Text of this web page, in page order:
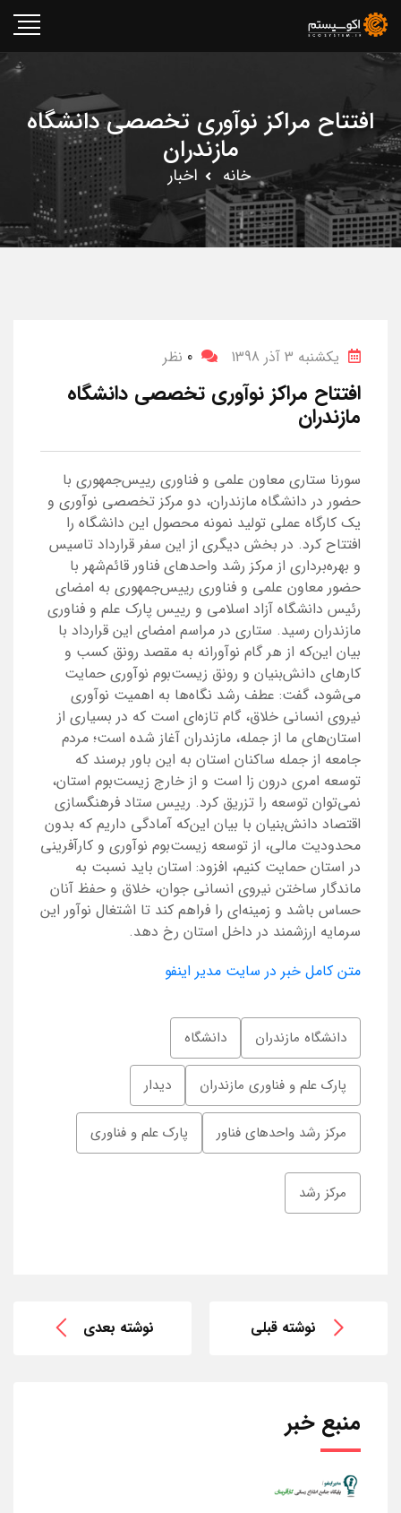
افتتاح مراکز نوآوری تخصصی دانشگاه
مازندران
خانه اخبار
یکشنبه 3 آذر 1398 0 نظر
افتتاح مراکز نوآوری تخصصی دانشگاه
مازندران
سورنا ستاری معاون علمی و فناوری رییس‌جمهوری با
حضور در دانشگاه مازندران، دو مرکز تخصصی نوآوری و
یک کارگاه عملی تولید نمونه محصول این دانشگاه را
افتتاح کرد. در بخش دیگری از این سفر قرارداد تاسیس
و بهره‌برداری از مرکز رشد واحدهای فناور قائم‌شهر با
حضور معاون علمی و فناوری رییس‌جمهوری به امضای
رئیس دانشگاه آزاد اسلامی و رییس پارک علم و فناوری
مازندران رسید. ستاری در مراسم امضای این قرارداد با
بیان این‌که از هر گام نوآورانه به مقصد رونق کسب و
کارهای دانش‌بنیان و رونق زیست‌بوم نوآوری حمایت
می‌شود، گفت: عطف رشد نگاه‌ها به اهمیت نوآوری
نیروی انسانی خلاق، گام تازه‌ای است که در بسیاری از
استان‌های ما از جمله، مازندران آغاز شده است؛ مردم
جامعه از جمله ساکنان استان به این باور برسند که
توسعه امری درون زا است و از خارج زیست‌بوم استان،
نمی‌توان توسعه را تزریق کرد. رییس ستاد فرهنگسازی
اقتصاد دانش‌بنیان با بیان این‌که آمادگی داریم که بدون
محدودیت مالی، از توسعه زیست‌بوم نوآوری و کارآفرینی
در استان حمایت کنیم، افزود: استان باید نسبت به
ماندگار ساختن نیروی انسانی جوان، خلاق و حفظ آنان
حساس باشد و زمینه‌ای را فراهم کند تا اشتغال نوآور این
سرمایه ارزشمند در داخل استان رخ دهد.
متن کامل خبر در سایت مدیر اینفو
دانشگاه مازندران دانشگاه
پارک علم و فناوری مازندران دیدار
مرکز رشد واحدهای فناور پارک علم و فناوری
مرکز رشد
نوشته قبلی نوشته بعدی
منبع خبر